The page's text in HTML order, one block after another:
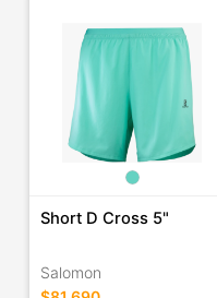
Short D Cross 5"
Salomon